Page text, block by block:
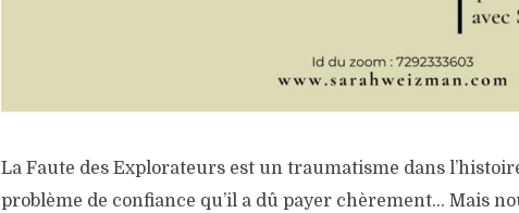
La Faute des Explorateurs est un traumatisme dans
problème de confiance qu’il a dû payer chèrement… Mais